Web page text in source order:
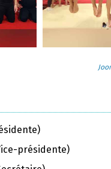
présidente)